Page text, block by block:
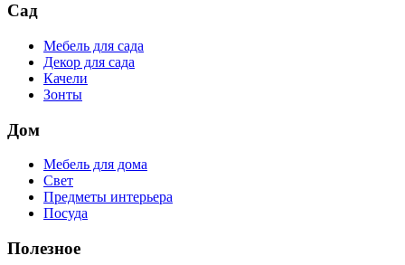
Сад
Мебель для сада
Декор для сада
Качели
Зонты
Дом
Мебель для дома
Свет
Предметы интерьера
Посуда
Полезное